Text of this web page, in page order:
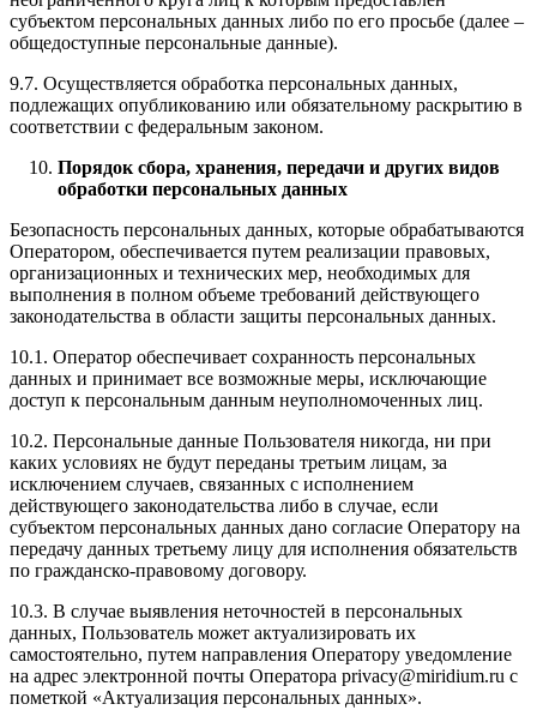
субъектом персональных данных либо по его просьбе (далее –
общедоступные персональные данные).
9.7. Осуществляется обработка персональных данных,
подлежащих опубликованию или обязательному раскрытию в
соответствии с федеральным законом.
Порядок сбора, хранения, передачи и других видов
обработки персональных данных
Безопасность персональных данных, которые обрабатываются
Оператором, обеспечивается путем реализации правовых,
организационных и технических мер, необходимых для
выполнения в полном объеме требований действующего
законодательства в области защиты персональных данных.
10.1. Оператор обеспечивает сохранность персональных
данных и принимает все возможные меры, исключающие
доступ к персональным данным неуполномоченных лиц.
10.2. Персональные данные Пользователя никогда, ни при
каких условиях не будут переданы третьим лицам, за
исключением случаев, связанных с исполнением
действующего законодательства либо в случае, если
субъектом персональных данных дано согласие Оператору на
передачу данных третьему лицу для исполнения обязательств
по гражданско-правовому договору.
10.3. В случае выявления неточностей в персональных
данных, Пользователь может актуализировать их
самостоятельно, путем направления Оператору уведомление
на адрес электронной почты Оператора privacy@miridium.ru с
пометкой «Актуализация персональных данных».